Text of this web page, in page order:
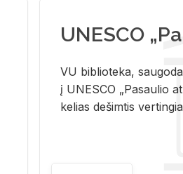
UNESCO
VU biblioteka,
į UNESCO „Pasaulio
kelias dešimtis